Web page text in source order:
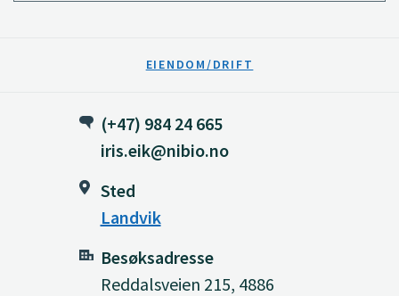
EIENDOM/DRIFT
(+47) 984 24 665
iris.eik@nibio.no
Sted
Landvik
Besøksadresse
Reddalsveien 215, 4886